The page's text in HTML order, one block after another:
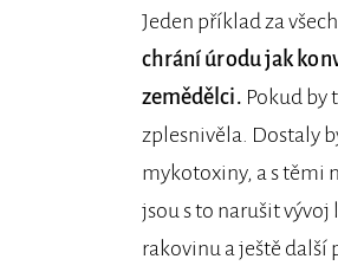
Jeden příklad za
chrání úrodu jak
zemědělci. Pokud by
zplesnivěla. Dostaly
mykotoxiny, a s těmi
jsou s to narušit
rakovinu a ještě další